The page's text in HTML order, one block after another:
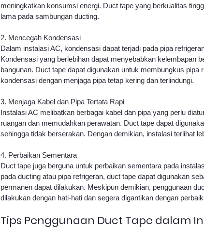
meningkatkan konsumsi energi. Duct tape yang berkualitas
lama pada sambungan ducting.
2. Mencegah Kondensasi
Dalam instalasi AC, kondensasi dapat terjadi pada pipa
Kondensasi yang berlebihan dapat menyebabkan kelembapan
bangunan. Duct tape dapat digunakan untuk membungkus pipa
kondensasi dengan menjaga pipa tetap kering dan terlindungi.
3. Menjaga Kabel dan Pipa Tertata Rapi
Instalasi AC melibatkan berbagai kabel dan pipa yang perlu
ruangan dan memudahkan perawatan. Duct tape dapat
sehingga tidak berserakan. Dengan demikian, instalasi terlihat
4. Perbaikan Sementara
Duct tape juga berguna untuk perbaikan sementara pada
pada ducting atau pipa refrigeran, duct tape dapat digunakan
permanen dapat dilakukan. Meskipun demikian, penggunaan
dilakukan dengan hati-hati dan segera digantikan dengan
Tips Penggunaan Duct Tape dalam